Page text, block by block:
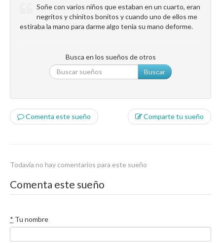
Soñe con varios niños que estaban en un cuarto, eran
negritos y chinitos bonitos y cuando uno de ellos me
estiraba la mano para darme algo tenia su mano deforme.
Busca en los sueños de otros
Buscar
Comenta este sueño Comparte tu sueño
Todavía no hay comentarios para este sueño
Comenta este sueño
* Tu nombre